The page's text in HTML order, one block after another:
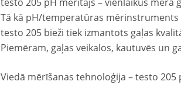
Tā kā pH/temperatūras
testo 205 bieži tiek izmantots gaļas
Piemēram, gaļas veikalos, kautuvēs un
Viedā mērīšanas tehnoloģija – testo